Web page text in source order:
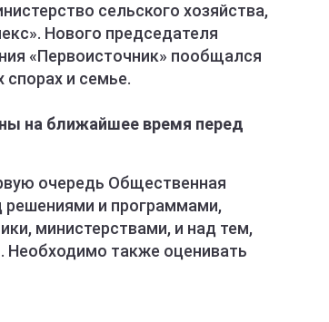
сельского хозяйства,
Нового председателя
«Первоисточник» пообщался
спорах и семье.
на ближайшее время перед
очередь Общественная
и программами,
министерствами, и над тем,
Необходимо также оценивать